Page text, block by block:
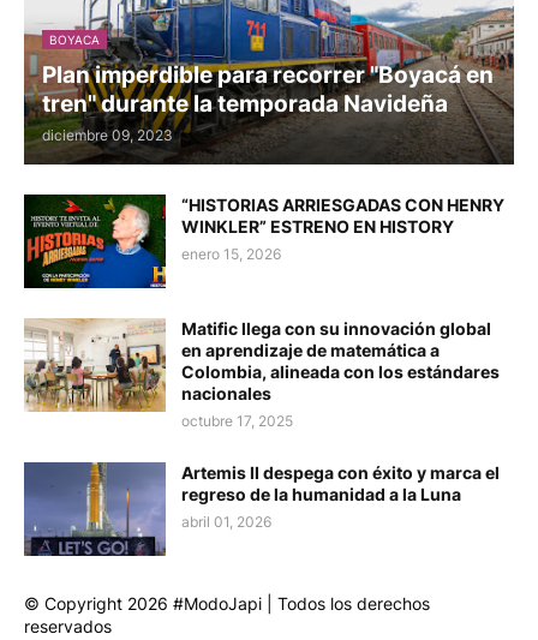
BOYACA
Plan imperdible para recorrer "Boyacá en
tren" durante la temporada Navideña
diciembre 09, 2023
“HISTORIAS ARRIESGADAS CON HENRY
WINKLER” ESTRENO EN HISTORY
enero 15, 2026
Matific llega con su innovación global
en aprendizaje de matemática a
Colombia, alineada con los estándares
nacionales
octubre 17, 2025
Artemis II despega con éxito y marca el
regreso de la humanidad a la Luna
abril 01, 2026
© Copyright 2026 #ModoJapi | Todos los derechos
reservados